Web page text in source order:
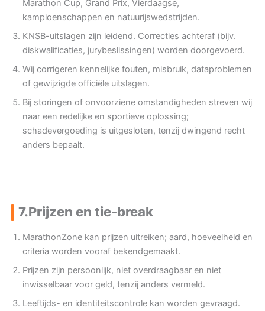
Marathon Cup, Grand Prix, Vierdaagse,
kampioenschappen en natuurijswedstrijden.
KNSB-uitslagen zijn leidend. Correcties achteraf (bijv.
diskwalificaties, jurybeslissingen) worden doorgevoerd.
Wij corrigeren kennelijke fouten, misbruik, dataproblemen
of gewijzigde officiële uitslagen.
Bij storingen of onvoorziene omstandigheden streven wij
naar een redelijke en sportieve oplossing;
schadevergoeding is uitgesloten, tenzij dwingend recht
anders bepaalt.
7.Prijzen en tie-break
MarathonZone kan prijzen uitreiken; aard, hoeveelheid en
criteria worden vooraf bekendgemaakt.
Prijzen zijn persoonlijk, niet overdraagbaar en niet
inwisselbaar voor geld, tenzij anders vermeld.
Leeftijds- en identiteitscontrole kan worden gevraagd.